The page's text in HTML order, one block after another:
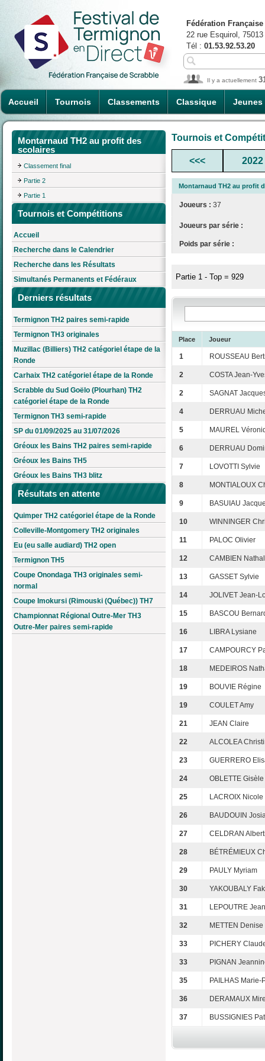
Accueil Tournois Classements Classique Jeunes
Fédération
22 rue Esquirol,
Tél : 01.53.92.53.20
Il y a actuellement
Montarnaud TH2 au profit des
scolaires
Classement final
Partie 2
Partie 1
Tournois et Compétitions
Accueil
Recherche dans le Calendrier
Recherche dans les Résultats
Simultanés Permanents et Fédéraux
Derniers résultats
Termignon TH2 paires semi-rapide
Termignon TH3 originales
Muzillac (Billiers) TH2 catégoriel étape de la
Ronde
Carhaix TH2 catégoriel étape de la Ronde
Scrabble du Sud Goëlo (Plourhan) TH2
catégoriel étape de la Ronde
Termignon TH3 semi-rapide
SP du 01/09/2025 au 31/07/2026
Gréoux les Bains TH2 paires semi-rapide
Gréoux les Bains TH5
Gréoux les Bains TH3 blitz
Résultats en attente
Quimper TH2 catégoriel étape de la Ronde
Colleville-Montgomery TH2 originales
Eu (eu salle audiard) TH2 open
Termignon TH5
Coupe Onondaga TH3 originales semi-
normal
Coupe Imokursi (Rimouski (Québec)) TH7
Championnat Régional Outre-Mer TH3
Outre-Mer paires semi-rapide
Tournois et
<<< 2022
Montarnaud TH2 au profit
Joueurs : 37
Joueurs par série :
Poids par série :
Partie 1 - Top = 929
Place Joueur
1 ROUSSEAU
2 COSTA Jean-
2 SAGNAT
4 DERRUAU
5 MAUREL
6 DERRUAU
7 LOVOTTI Sylvie
8 MONTIALOUX
9 BASUIAU
10 WINNINGER
11 PALOC Olivier
12 CAMBIEN
13 GASSET Sylvie
14 JOLIVET Jean-
15 BASCOU
16 LIBRA Lysiane
17 CAMPOURCY
18 MEDEIROS
19 BOUVIE Régine
19 COULET Amy
21 JEAN Claire
22 ALCOLEA
23 GUERRERO
24 OBLETTE Gisèle
25 LACROIX Nicole
26 BAUDOUIN
27 CELDRAN
28 BÉTRÉMIEUX
29 PAULY Myriam
30 YAKOUBALY
31 LEPOUTRE
32 METTEN Denise
33 PICHERY
33 PIGNAN
35 PAILHAS Marie-
36 DERAMAUX
37 BUSSIGNIES